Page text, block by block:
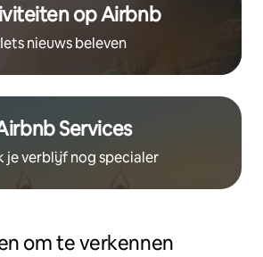
op Airbnb
Iets nieuws beleven
Services
je verblijf nog specialer
om te verkennen